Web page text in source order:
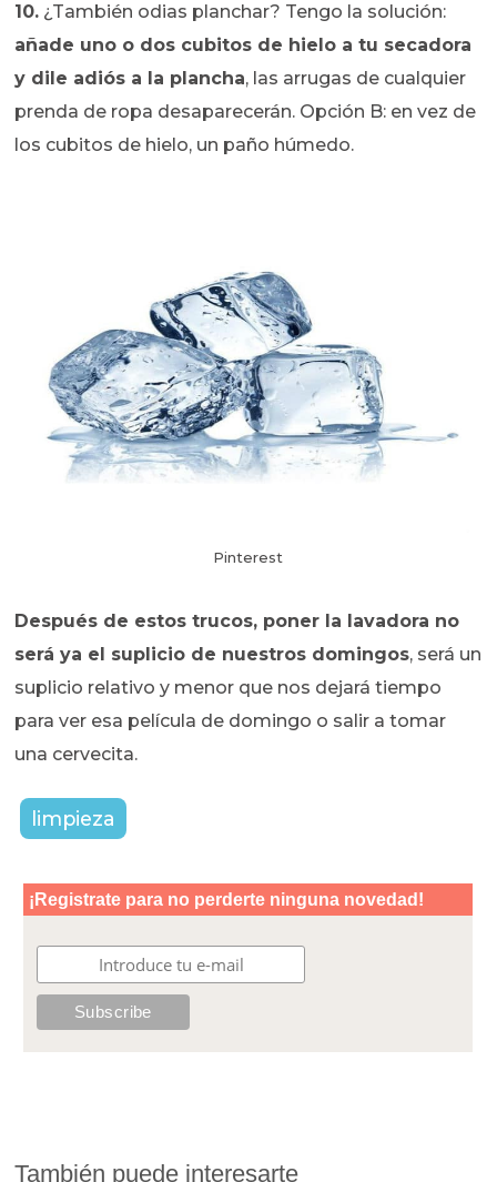
10. ¿También odias planchar? Tengo la solución:
añade uno o dos cubitos de hielo a tu secadora
y dile adiós a la plancha, las arrugas de cualquier
prenda de ropa desaparecerán. Opción B: en vez de
los cubitos de hielo, un paño húmedo.
Pinterest
Después de estos trucos, poner la lavadora no
será ya el suplicio de nuestros domingos, será un
suplicio relativo y menor que nos dejará tiempo
para ver esa película de domingo o salir a tomar
una cervecita.
limpieza
También puede interesarte